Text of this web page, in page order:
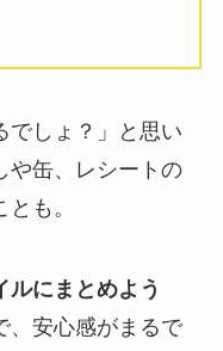
でしょ？」と思い
や缶、レシートの
も。
ルにまとめよう
、安心感がまるで